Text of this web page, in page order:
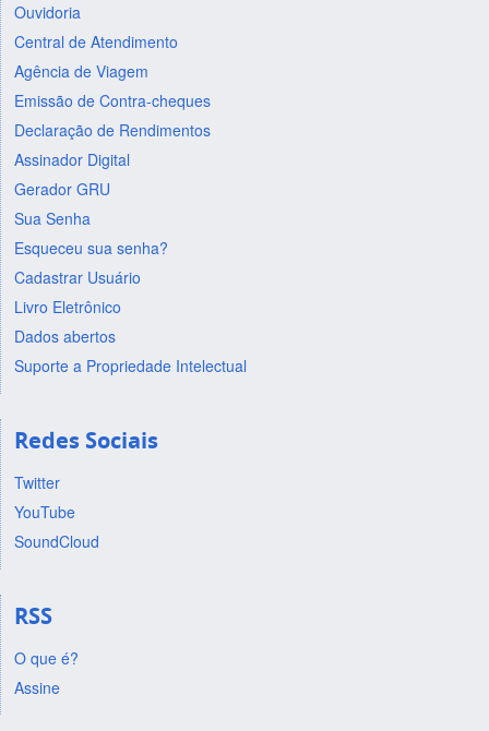
Ouvidoria
Central de Atendimento
Agência de Viagem
Emissão de Contra-cheques
Declaração de Rendimentos
Assinador Digital
Gerador GRU
Sua Senha
Esqueceu sua senha?
Cadastrar Usuário
Livro Eletrônico
Dados abertos
Suporte a Propriedade Intelectual
Redes Sociais
Twitter
YouTube
SoundCloud
RSS
O que é?
Assine